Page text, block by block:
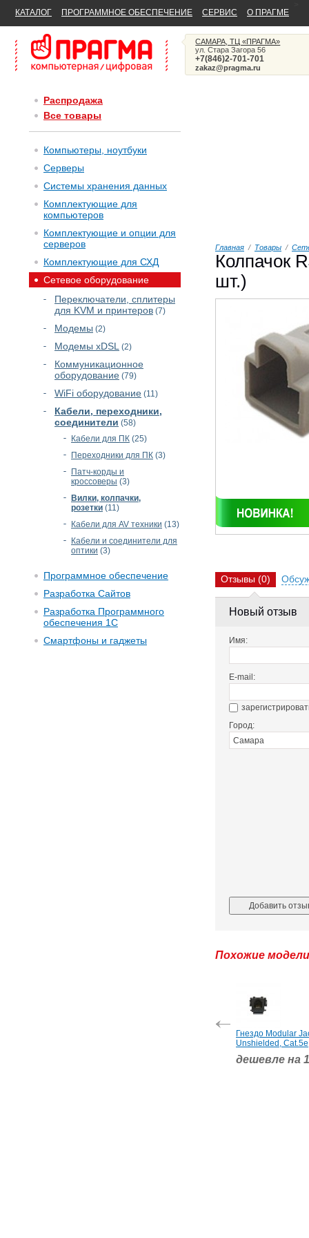
КАТАЛОГ ПРОГРАММНОЕ ОБЕСПЕЧЕНИЕ СЕРВИС О ПРАГМЕ
САМАРА, ТЦ «ПРАГМА»
ул. Стара Загора 56
+7(846)2-701-701
zakaz@pragma.ru
Распродажа
Все товары
Компьютеры, ноутбуки
Серверы
Системы хранения данных
Комплектующие для
компьютеров
Комплектующие и опции для
серверов
Комплектующие для СХД
Сетевое оборудование
Переключатели, сплитеры
для KVM и принтеров (7)
Модемы (2)
Модемы xDSL (2)
Коммуникационное
оборудование (79)
WiFi оборудование (11)
Кабели, переходники,
соединители (58)
Кабели для ПК (25)
Переходники для ПК (3)
Патч-корды и
кроссоверы (3)
Вилки, колпачки,
розетки (11)
Кабели для AV техники (13)
Кабели и соединители для
оптики (3)
Программное обеспечение
Разработка Сайтов
Разработка Программного
обеспечения 1С
Смартфоны и гаджеты
Главная / Товары /
Колпачок
шт.)
Отзывы (0)
Новый отзыв
Имя:
E-mail:
Город:
Похожие модели
Гнездо Modular
Unshielded,
дешевле на